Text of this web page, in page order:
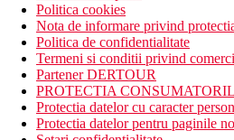
Politica cookies
Nota de informare privind
Politica de confidentialitate
Termeni si conditii privind
Partener DERTOUR
PROTECTIA
Protectia datelor cu caracter
Protectia datelor pentru paginile